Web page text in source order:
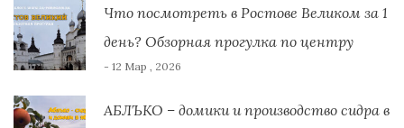
Что посмотреть в Ростове Великом за 1
день? Обзорная прогулка по центру
- 12 Мар , 2026
АБЛЪКО – домики и производство сидра в